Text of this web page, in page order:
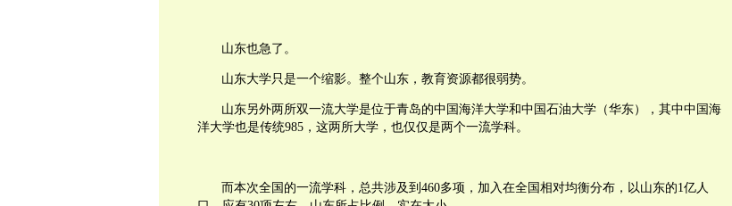
山东也急了。
山东大学只是一个缩影。整个山东，教育资源都很弱势。
山东另外两所双一流大学是位于青岛的中国海洋大学和中国石油大学（华东），其中中国海
洋大学也是传统985，这两所大学，也仅仅是两个一流学科。
而本次全国的一流学科，总共涉及到 460多项，加入在全国相对均衡分布，以山东的1亿人